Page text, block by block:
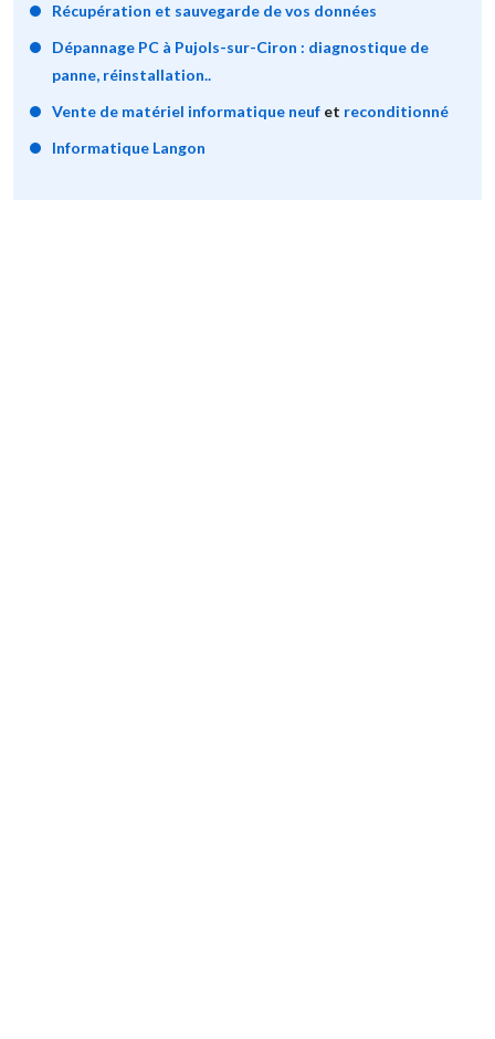
Récupération et sauvegarde de vos données
Dépannage PC à Pujols-sur-Ciron : diagnostique de
panne, réinstallation..
Vente de matériel informatique neuf et reconditionné
Informatique Langon